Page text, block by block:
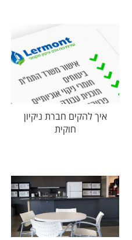
איך להקים חברת ניקיון
חוקית